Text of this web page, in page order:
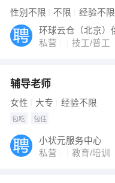
性别不限 不限 经验不限
私营
技工/普工
辅导老师
女性 大专 经验不限
包吃 包住
小状元服务中心
私营
教育/培训